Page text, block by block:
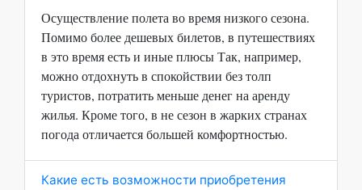
Осуществление полета во время низкого сезона.
Помимо более дешевых билетов, в путешествиях
в это время есть и иные плюсы Так, например,
можно отдохнуть в спокойствии без толп
туристов, потратить меньше денег на аренду
жилья. Кроме того, в не сезон в жарких странах
погода отличается большей комфортностью.
Какие есть возможности приобретения